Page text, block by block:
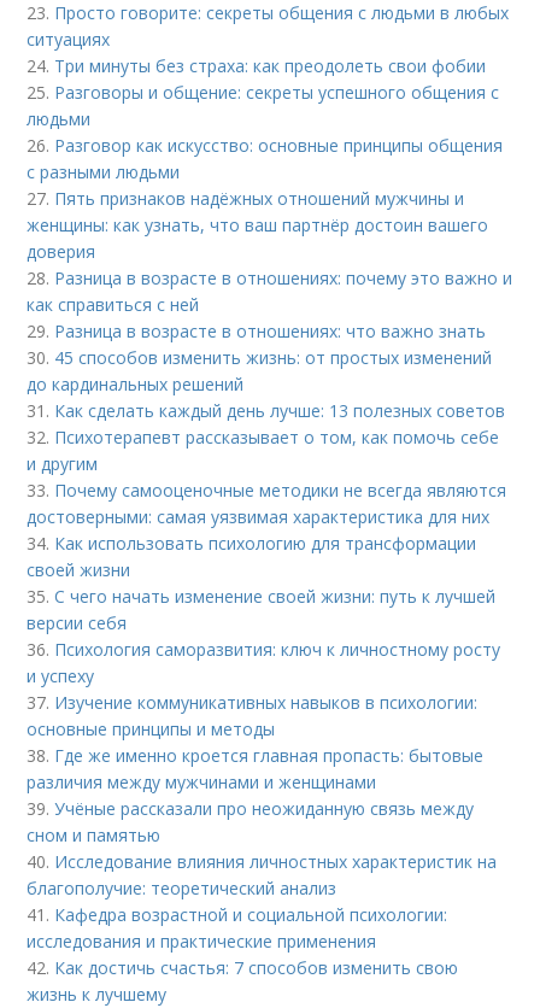
23. Просто говорите: секреты общения с людьми в любых
ситуациях
24. Три минуты без страха: как преодолеть свои фобии
25. Разговоры и общение: секреты успешного общения с
людьми
26. Разговор как искусство: основные принципы общения
с разными людьми
27. Пять признаков надёжных отношений мужчины и
женщины: как узнать, что ваш партнёр достоин вашего
доверия
28. Разница в возрасте в отношениях: почему это важно и
как справиться с ней
29. Разница в возрасте в отношениях: что важно знать
30. 45 способов изменить жизнь: от простых изменений
до кардинальных решений
31. Как сделать каждый день лучше: 13 полезных советов
32. Психотерапевт рассказывает о том, как помочь себе
и другим
33. Почему самооценочные методики не всегда являются
достоверными: самая уязвимая характеристика для них
34. Как использовать психологию для трансформации
своей жизни
35.С чего начать изменение своей жизни: путь к лучшей
версии себя
36. Психология саморазвития: ключ к личностному росту
и успеху
37. Изучение коммуникативных навыков в психологии:
основные принципы и методы
38. Где же именно кроется главная пропасть: бытовые
различия между мужчинами и женщинами
39.Учёные рассказали про неожиданную связь между
сном и памятью
40. Исследование влияния личностных характеристик на
благополучие: теоретический анализ
41. Кафедра возрастной и социальной психологии:
исследования и практические применения
42. Как достичь счастья: 7 способов изменить свою
жизнь к лучшему